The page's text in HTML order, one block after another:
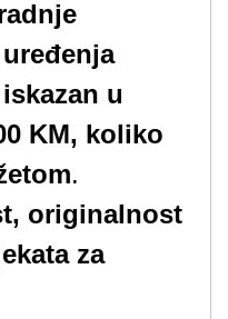
u
KM, koliko
.
originalnost
za